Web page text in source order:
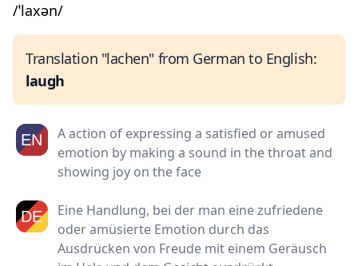
/ˈlaxən/
Translation "lachen" from German to English:
laugh
A action of expressing a satisfied or amused
emotion by making a sound in the throat and
showing joy on the face
Eine Handlung, bei der man eine zufriedene
oder amüsierte Emotion durch das
Ausdrücken von Freude mit einem Geräusch